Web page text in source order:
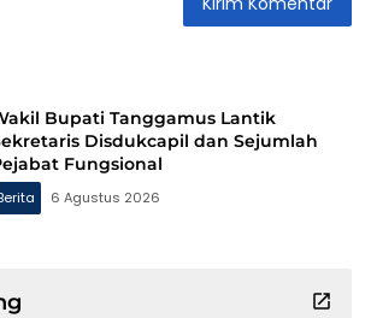
Bupati Tanggamus Lantik
Disdukcapil dan Sejumlah
Fungsional
6 Agustus 2026